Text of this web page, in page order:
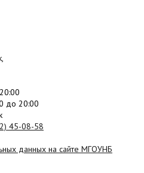
до 20:00
45-08-58
данных на сайте МГОУНБ